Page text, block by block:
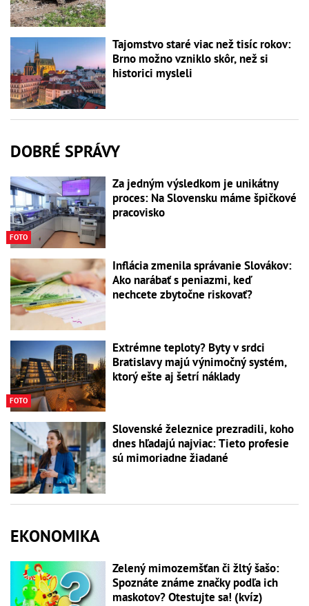
Tajomstvo staré viac než tisíc rokov:
Brno možno vzniklo skôr, než si
historici mysleli
DOBRÉ SPRÁVY
FOTO
Za jedným výsledkom je unikátny
proces: Na Slovensku máme špičkové
pracovisko
Inflácia zmenila správanie Slovákov:
Ako narábať s peniazmi, keď
nechcete zbytočne riskovať?
FOTO
Extrémne teploty? Byty v srdci
Bratislavy majú výnimočný systém,
ktorý ešte aj šetrí náklady
Slovenské železnice prezradili, koho
dnes hľadajú najviac: Tieto profesie
sú mimoriadne žiadané
EKONOMIKA
Zelený mimozemšťan či žltý šašo:
Spoznáte známe značky podľa ich
maskotov? Otestujte sa! (kvíz)